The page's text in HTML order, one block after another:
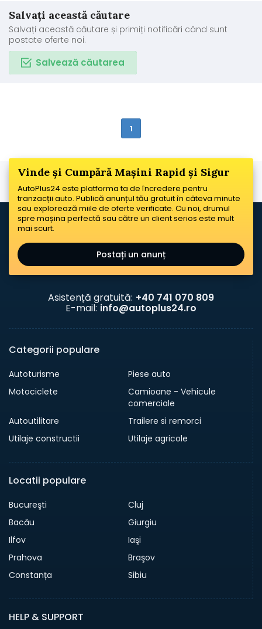
Salvați această căutare
Salvați această căutare și primiți notificări când sunt
postate oferte noi.
Salvează căutarea
1
Vinde și Cumpără Mașini Rapid și Sigur
AutoPlus24 este platforma ta de încredere pentru
tranzacții auto. Publică anunțul tău gratuit în câteva minute
sau explorează miile de oferte verificate. Cu noi, drumul
spre mașina perfectă sau către un client serios este mult
mai scurt.
Postați un anunț
Asistență gratuită: +40 741 070 809
E-mail: info@autoplus24.ro
Categorii populare
Autoturisme
Piese auto
Motociclete
Camioane - Vehicule
comerciale
Autoutilitare
Trailere si remorci
Utilaje constructii
Utilaje agricole
Locatii populare
Bucureşti
Cluj
Bacău
Giurgiu
Ilfov
Iaşi
Prahova
Braşov
Constanța
Sibiu
HELP & SUPPORT